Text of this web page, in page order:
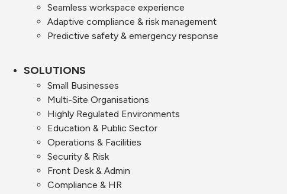
Seamless workspace experience
Adaptive compliance & risk management
Predictive safety & emergency response
SOLUTIONS
Small Businesses
Multi-Site Organisations
Highly Regulated Environments
Education & Public Sector
Operations & Facilities
Security & Risk
Front Desk & Admin
Compliance & HR